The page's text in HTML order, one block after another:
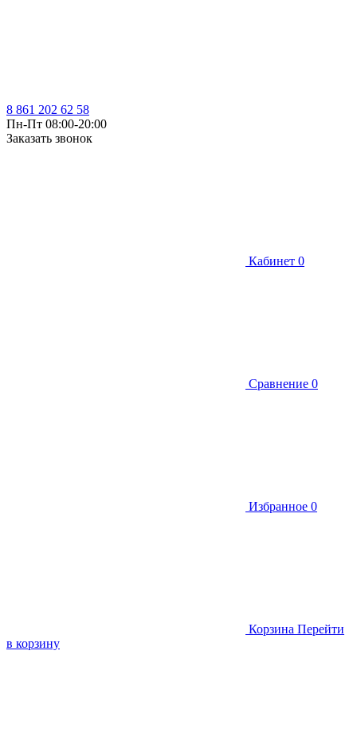
8 861 202 62 58
Пн-Пт 08:00-20:00
Заказать звонок
Кабинет 0
Сравнение 0
Избранное 0
Корзина Перейти
в корзину